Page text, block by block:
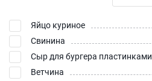
Яйцо куриное
Свинина
Сыр для бургера пластинками
Ветчина